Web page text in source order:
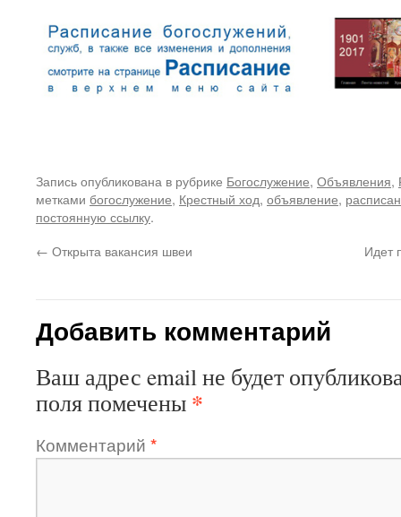
Запись опубликована в рубрике Богослужение, Объявления,
метками богослужение, Крестный ход, объявление,
постоянную ссылку.
← Открыта вакансия швеи Идет
Добавить комментарий
Ваш адрес email не будет
поля помечены *
Комментарий *